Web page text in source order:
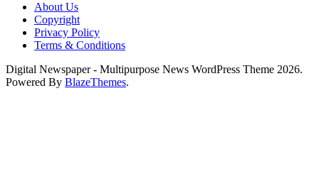
About Us
Copyright
Privacy Policy
Terms & Conditions
Digital Newspaper - Multipurpose News WordPress Theme 2026.
Powered By BlazeThemes.